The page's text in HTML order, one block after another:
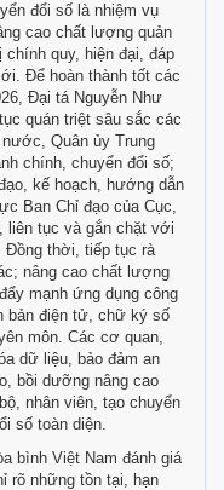
đổi số là nhiệm vụ
cao chất lượng quản
quy, hiện đại, đáp
Để hoàn thành tốt các
Đại tá Nguyễn Như
quán triệt sâu sắc các
Quân ủy Trung
chính, chuyển đổi số;
kế hoạch, hướng dẫn
Ban Chỉ đạo của Cục,
liên tục và gắn chặt với
Đồng thời, tiếp tục rà
nâng cao chất lượng
mạnh ứng dụng công
bản điện tử, chữ ký số
môn. Các cơ quan,
dữ liệu, bảo đảm an
bồi dưỡng nâng cao
nhân viên, tạo chuyển
số toàn diện.
bình Việt Nam đánh giá
rõ những tồn tại, hạn